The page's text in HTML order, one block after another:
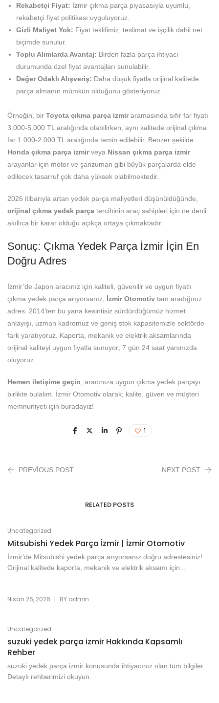
Rekabetçi Fiyat: İzmir çıkma parça piyasasıyla uyumlu,
rekabetçi fiyat politikası uyguluyoruz.
Gizli Maliyet Yok: Fiyat teklifimiz, teslimat ve işçilik dahil net
biçimde sunulur.
Toplu Alımlarda Avantaj: Birden fazla parça ihtiyacı
durumunda özel fiyat avantajları sunulabilir.
Değer Odaklı Alışveriş: Daha düşük fiyatla orijinal kalitede
parça almanın mümkün olduğunu gösteriyoruz.
Örneğin, bir Toyota çıkma parça izmiraramasında sıfır far fiyatı
3.000-5.000 TL aralığında olabilirken, aynı kalitede orijinal çıkma
far 1.000-2.000 TL aralığında temin edilebilir. Benzer şekilde
Honda çıkma parça izmirveya Nissan çıkma parça izmir
arayanlar için motor ve şanzuman gibi büyük parçalarda elde
edilecek tasarruf çok daha yüksek olabilmektedir.
2026 itibarıyla artan yedek parça maliyetleri düşünüldüğünde,
orijinal çıkma yedek parça tercihinin araç sahipleri için ne denli
akıllıca bir karar olduğu açıkça ortaya çıkmaktadır.
Sonuç: Çıkma Yedek Parça İzmir İçin En
Doğru Adres
İzmir’de Japon aracınız için kaliteli, güvenilir ve uygun fiyatlı
çıkma yedek parça arıyorsanız, İzmir Otomotiv tam aradığınız
adres. 2014’ten bu yana kesintisiz sürdürdüğümüz hizmet
anlayışı, uzman kadromuz ve geniş stok kapasitemizle sektörde
fark yaratıyoruz. Kaporta, mekanik ve elektrik aksamlarında
orijinal kaliteyi uygun fiyatla sunuyor; 7 gün 24 saat yanınızda
oluyoruz.
Hemen iletişime geçin , aracınıza uygun çıkma yedek parçayı
birlikte bulalım. İzmir Otomotiv olarak; kalite, güven ve müşteri
memnuniyeti için buradayız!
1
PREVIOUS POST NEXT POST
RELATED POSTS
Uncategorized
Mitsubishi Yedek Parça İzmir | İzmir Otomotiv
İzmir'de Mitsubishi yedek parça arıyorsanız doğru adrestesiniz!
Orijinal kalitede kaporta, mekanik ve elektrik aksamı için...
Nisan 26, 2026 | BY admin
Uncategorized
suzuki yedek parça izmir Hakkında Kapsamlı
Rehber
suzuki yedek parça izmir konusunda ihtiyacınız olan tüm bilgiler.
Detaylı rehberimizi okuyun.